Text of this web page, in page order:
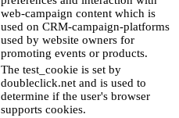
web-campaign content which is
used on CRM-campaign-platforms
used by website owners for
promoting events or products.
The test_cookie is set by
doubleclick.net and is used to
determine if the user's browser
supports cookies.